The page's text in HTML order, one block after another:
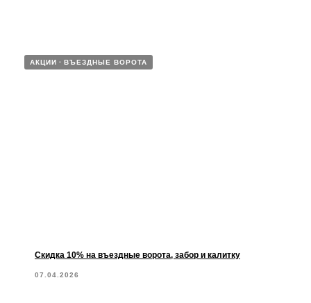
АКЦИИ ВЪЕЗДНЫЕ ВОРОТА
Скидка 10% на въездные ворота, забор и калитку
07.04.2026